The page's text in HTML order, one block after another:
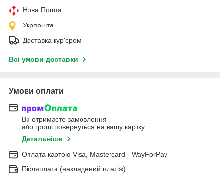
Нова Пошта
Укрпошта
Доставка кур'єром
Всі умови доставки
Умови оплати
Ви отримаєте замовлення
або гроші повернуться на вашу картку
Детальніше
Оплата картою Visa, Mastercard - WayForPay
Післяплата (накладений платіж)